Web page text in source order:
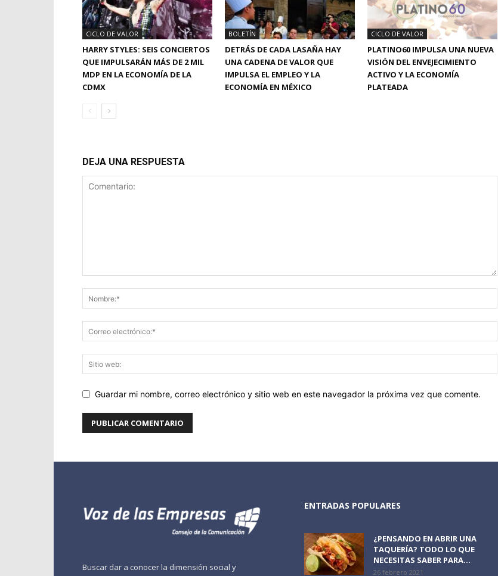
CICLO DE VALOR
HARRY STYLES: SEIS CONCIERTOS
QUE IMPULSARÁN MÁS DE 2 MIL
MDP EN LA ECONOMÍA DE LA
CDMX
BOLETÍN
DETRÁS DE CADA LASAÑA HAY
UNA CADENA DE VALOR QUE
IMPULSA EL EMPLEO Y LA
ECONOMÍA EN MÉXICO
CICLO DE VALOR
PLATINO60 IMPULSA UNA NUEVA
VISIÓN DEL ENVEJECIMIENTO
ACTIVO Y LA ECONOMÍA
PLATEADA
DEJA UNA RESPUESTA
Guardar mi nombre, correo electrónico y sitio web en este navegador la próxima vez que comente.
Buscar dar a conocer la dimensión social y
ENTRADAS POPULARES
¿PENSANDO EN ABRIR UNA
TAQUERÍA? TODO LO QUE
NECESITAS SABER PARA...
26 febrero 2021